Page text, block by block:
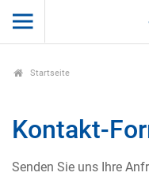
Startseite
Kontakt-
Senden Sie uns Ihre